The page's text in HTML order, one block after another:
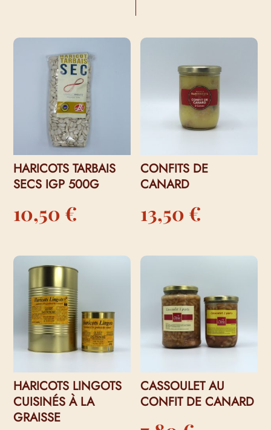
VOUS AIMEREZ PEUT-ÊTRE AUSSI…
HARICOTS TARBAIS
SECS IGP 500G
10,50 €
CONFITS DE
CANARD
13,50 €
HARICOTS LINGOTS
CUISINÉS À LA
GRAISSE
CASSOULET AU
CONFIT DE CANARD